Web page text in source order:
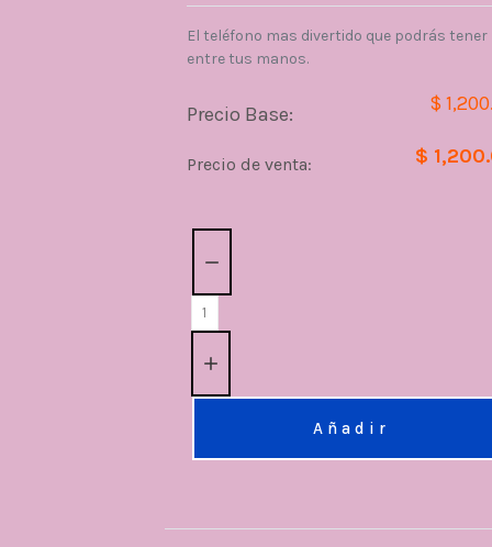
El teléfono mas divertido que podrás tener
entre tus manos.
Precio Base: $
Precio de venta: $
Añadir